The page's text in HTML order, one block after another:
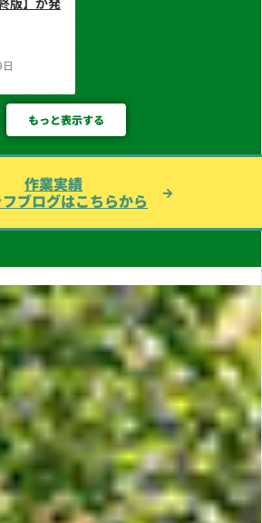
もっと表示する
作業実績
ブログはこちらから